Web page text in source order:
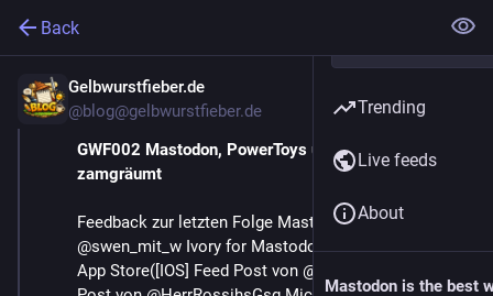
Back
Gelbwurstfieber.de
@blog@gelbwurstfieber.de
GWF002 Mastodon, PowerToys und andere Baustellen
zamgräumt
Feedback zur letzten Folge Mastodon Post von
@swen_mit_w Ivory for Mastodon by Tapbots‑App –
App Store([IOS] Feed Post von @n8zug MS PowerToys
Trending
Live feeds
About
Mastodon is the best